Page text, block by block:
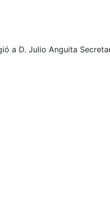
a D. Julio Anguita